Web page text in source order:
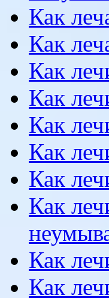
Как
Как
Как
Как
Как
Как
Как
Как
Как
Как